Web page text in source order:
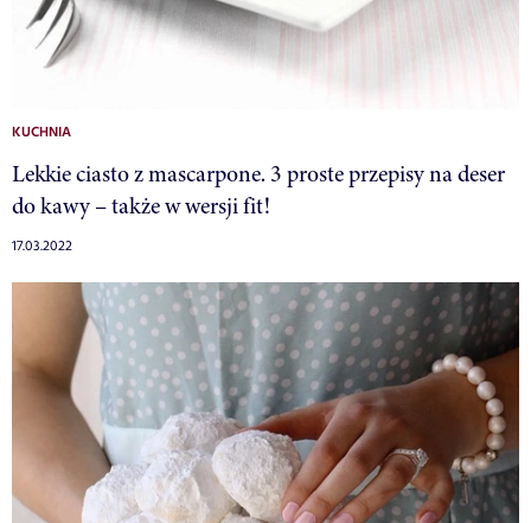
KUCHNIA
Lekkie ciasto z mascarpone. 3 proste przepisy na deser
do kawy – także w wersji fit!
17.03.2022